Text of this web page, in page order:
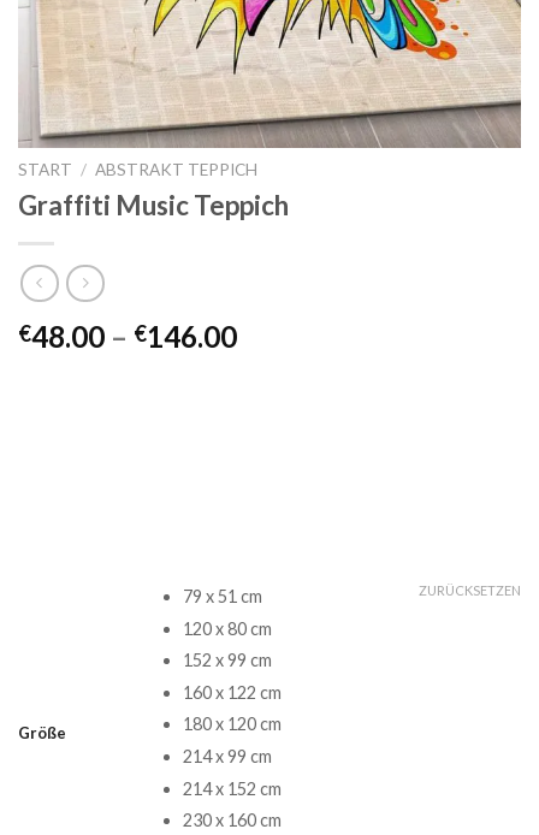
START / ABSTRAKT TEPPICH
Graffiti Music Teppich
€48.00 – €146.00Preisspanne:
Größe
79 x 51 cm
120 x 80 cm
152 x 99 cm
160 x 122 cm
180 x 120 cm
214 x 99 cm
214 x 152 cm
230 x 160 cm
ZURÜCKSETZEN